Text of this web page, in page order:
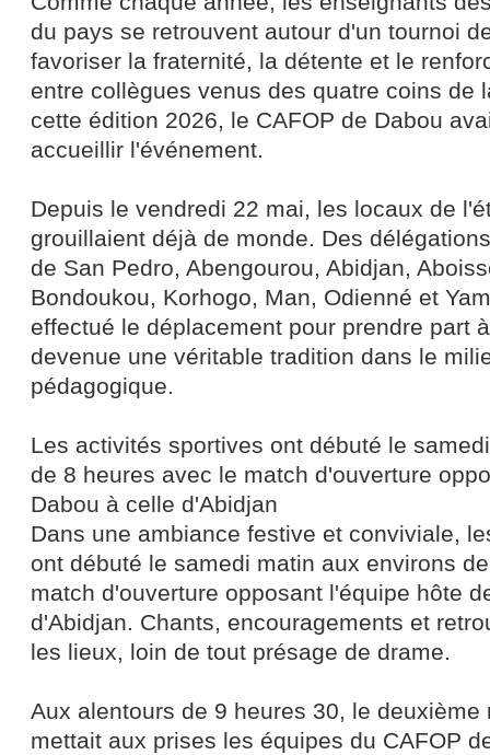
du pays se retrouvent autour d'un tournoi
favoriser la fraternité, la détente et le
entre collègues venus des quatre coins de
cette édition 2026, le CAFOP de Dabou
accueillir l'événement.
Depuis le vendredi 22 mai, les locaux de
grouillaient déjà de monde. Des
de San Pedro, Abengourou, Abidjan,
Bondoukou, Korhogo, Man, Odienné et
effectué le déplacement pour prendre part
devenue une véritable tradition dans le
pédagogique.
Les activités sportives ont débuté le
de 8 heures avec le match d'ouverture
Dabou à celle d'Abidjan
Dans une ambiance festive et conviviale,
ont débuté le samedi matin aux environs
match d'ouverture opposant l'équipe hôte
d'Abidjan. Chants, encouragements et
les lieux, loin de tout présage de drame.
Aux alentours de 9 heures 30, le deuxième
mettait aux prises les équipes du CAFOP